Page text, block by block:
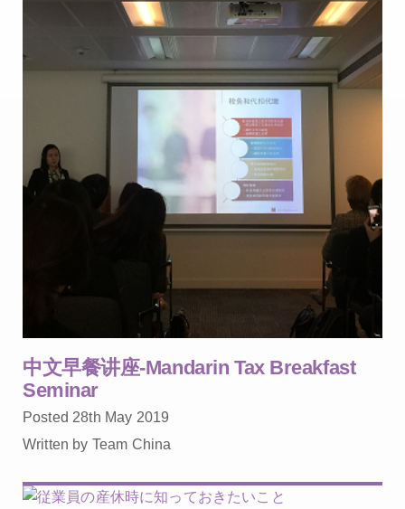
中文早餐讲座-Mandarin Tax Breakfast
Seminar
Posted 28th May 2019
Written by Team China